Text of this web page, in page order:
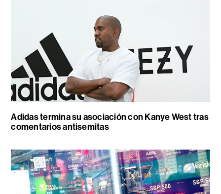
Adidas termina su asociación con Kanye West tras
comentarios antisemitas